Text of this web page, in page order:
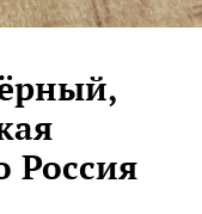
Россия